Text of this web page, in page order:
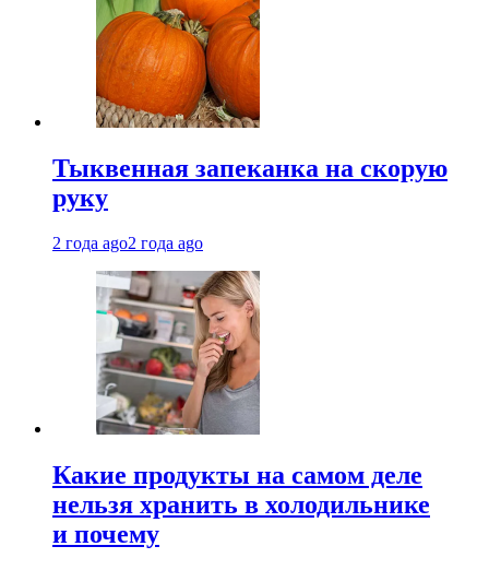
Тыквенная запеканка на скорую
руку
2 года ago2 года ago
Какие продукты на самом деле
нельзя хранить в холодильнике
и почему